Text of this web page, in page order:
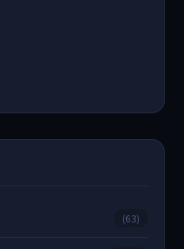
(63)